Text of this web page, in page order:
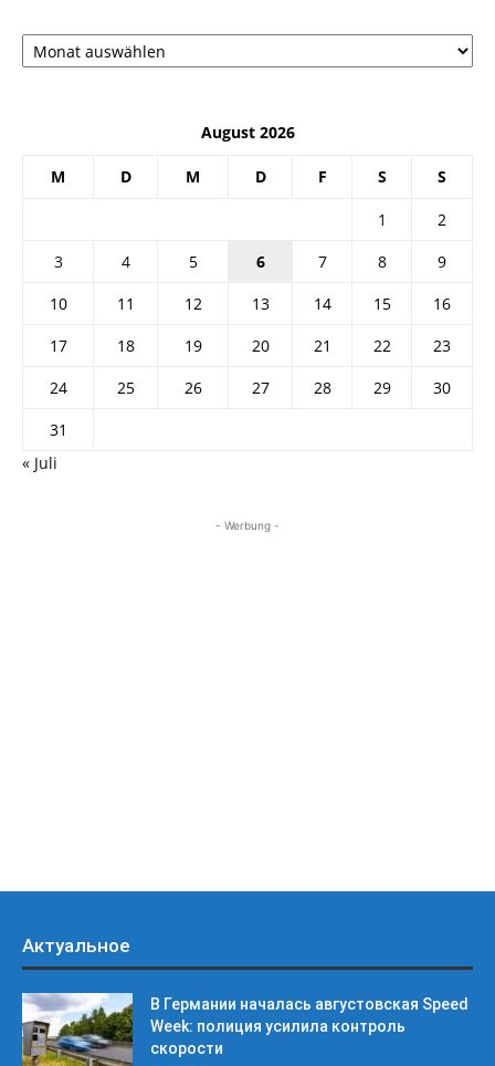
Архив
August 2026
M D M D F S S
1
2
3
4 5 6 7 8
9
10
11 12 13 14 15
16
17
18 19 20 21 22
23
24
25 26 27 28 29
30
31
« Juli
- Werbung -
Актуальное
В Германии началась августовская Speed
Week: полиция усилила контроль
скорости